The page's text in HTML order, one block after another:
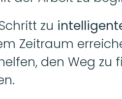
zu
Zeitraum
den Weg zu